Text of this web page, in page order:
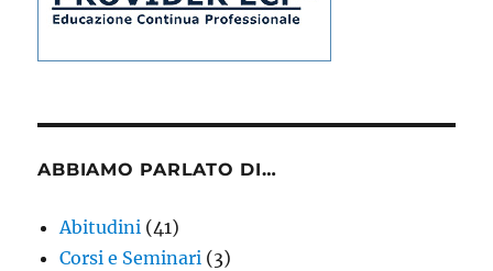
ABBIAMO PARLATO DI…
Abitudini (41)
Corsi e Seminari (3)